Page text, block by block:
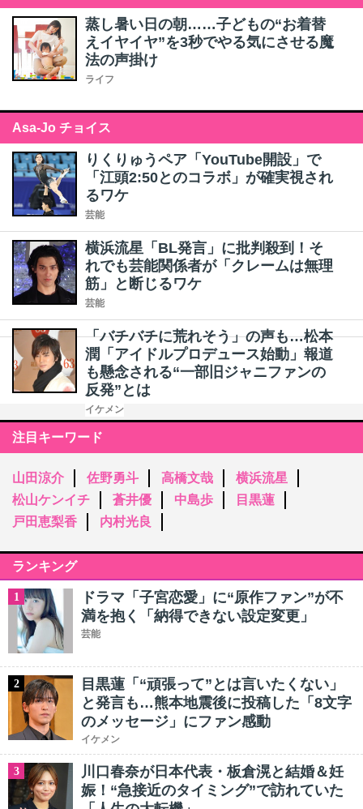
蒸し暑い日の朝……子どもの“お着替
えイヤイヤ”を3秒でやる気にさせる魔
法の声掛け
ライフ
Asa-Jo チョイス
りくりゅうペア「YouTube開設」で
「江頭2:50とのコラボ」が確実視され
るワケ
芸能
横浜流星「BL発言」に批判殺到！そ
れでも芸能関係者が「クレームは無理
筋」と断じるワケ
芸能
「バチバチに荒れそう」の声も…松本
潤「アイドルプロデュース始動」報道
も懸念される“一部旧ジャニファンの
反発”とは
イケメン
注目キーワード
山田涼介 佐野勇斗 高橋文哉
横浜流星
松山ケンイチ
蒼井優 中島歩
目黒蓮
戸田恵梨香
内村光良
ランキング
1
ドラマ「子宮恋愛」に“原作ファン”が不
満を抱く「納得できない設定変更」
芸能
2
目黒蓮「“頑張って”とは言いたくない」
と発言も…熊本地震後に投稿した「8文字
のメッセージ」にファン感動
イケメン
3
川口春奈が日本代表・板倉滉と結婚＆妊
娠！“急接近のタイミング”で訪れていた